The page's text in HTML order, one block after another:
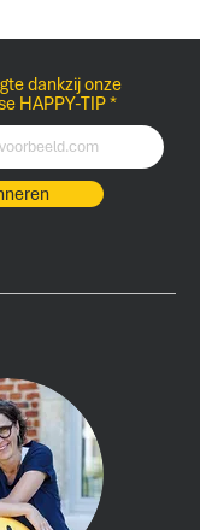
dankzij onze
HAPPY-TIP